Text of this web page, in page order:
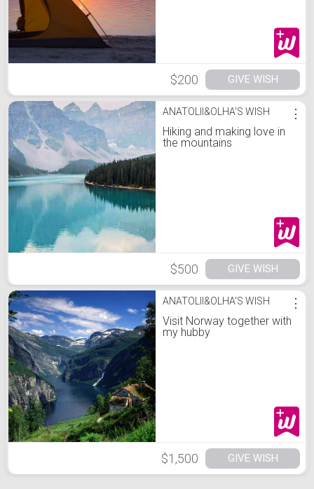
$200 GIVE WISH
ANATOLII&OLHA'S WISH
Hiking and making love in
the mountains
⋮
$500 GIVE WISH
ANATOLII&OLHA'S WISH
Visit Norway together with
my hubby
⋮
$1,500 GIVE WISH